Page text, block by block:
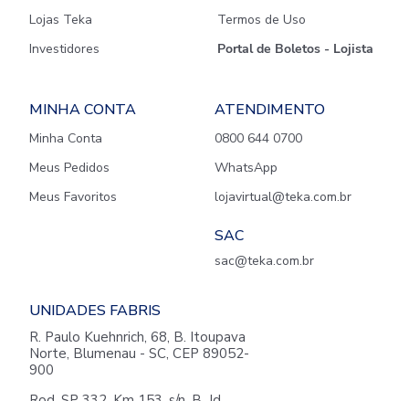
Lojas Teka
Investidores
Termos de Uso
Portal de Boletos - Lojista
MINHA CONTA
Minha Conta
Meus Pedidos
Meus Favoritos
ATENDIMENTO
0800 644 0700
WhatsApp
lojavirtual@teka.com.br
SAC
sac@teka.com.br
UNIDADES FABRIS
R. Paulo Kuehnrich, 68, B. Itoupava
Norte, Blumenau - SC, CEP 89052-
900